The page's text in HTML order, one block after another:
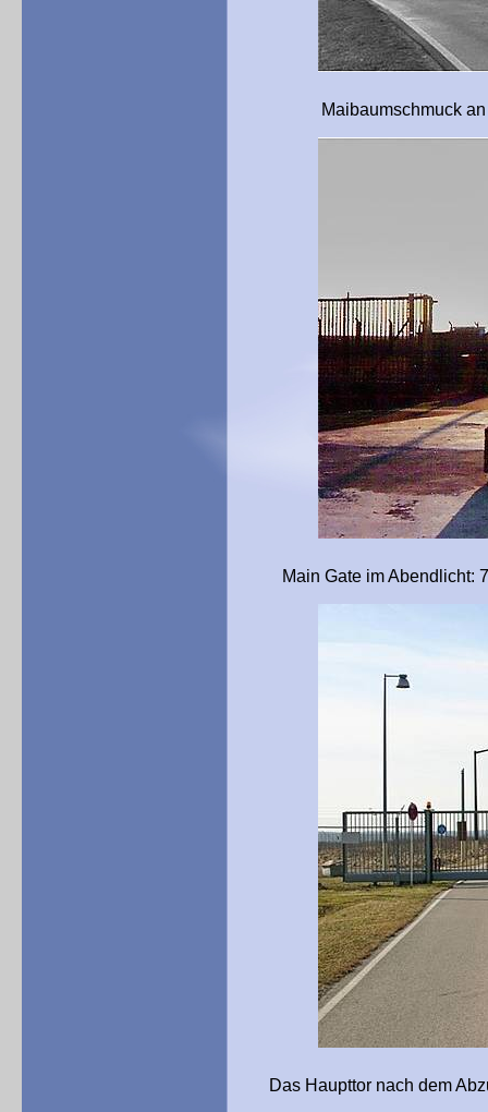
Maibaumschmuck an der
Main Gate im Abendlicht:
Das Haupttor nach dem